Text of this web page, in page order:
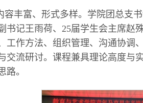
容丰富、形式多样。学院团总支
书记王雨荷、25届学生会主席赵
工作方法、组织管理、沟通协调
交流研讨。课程兼具理论高度与
路。